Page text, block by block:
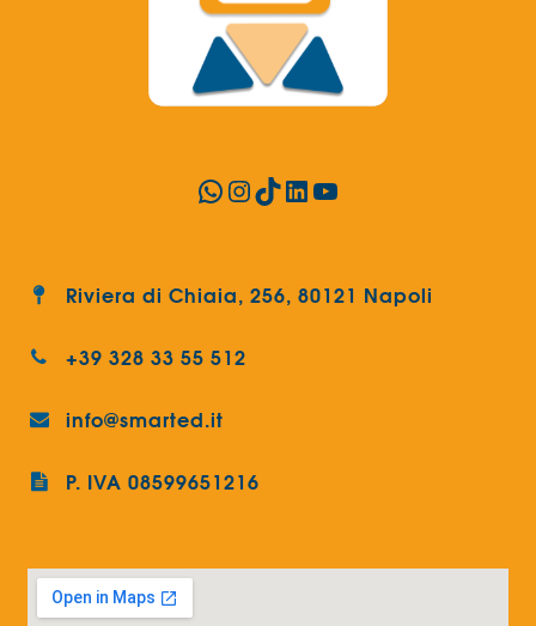
WhatsApp
Instagram
TikTok
LinkedIn
YouTube
Riviera di Chiaia, 256, 80121 Napoli
+39 328 33 55 512
info@smarted.it
P. IVA 08599651216